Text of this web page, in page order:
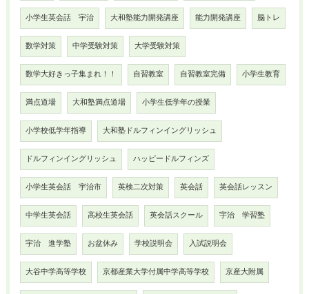
小学生英会話 宇治 大和塾能力開発講座 能力開発講座 脳トレ
数学対策 中学受験対策 大学受験対策
数学大好きっ子集まれ！！ 自習教室 自習教室完備 小学生教育
満点道場 大和塾満点道場 小学生低学年の授業
小学校低学年指導 大和塾ドルフィンイングリッシュ
ドルフィンイングリッシュ ハッピードルフィンズ
小学生英会話 宇治市 英検二次対策 英会話 英会話レッスン
中学生英会話 高校生英会話 英会話スクール 宇治 学習塾
宇治 進学塾 お盆休み 学校説明会 入試説明会
大谷中学高等学校 京都産業大学付属中学高等学校 京産大附属